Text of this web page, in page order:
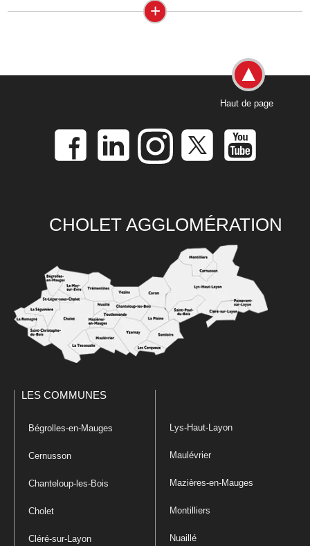
+
Haut de page
CHOLET AGGLOMÉRATION
LES COMMUNES
Bégrolles-en-Mauges
Cernusson
Chanteloup-les-Bois
Cholet
Cléré-sur-Layon
Lys-Haut-Layon
Maulévrier
Mazières-en-Mauges
Montilliers
Nuaillé